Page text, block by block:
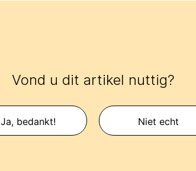
Vond u dit artikel nuttig?
Ja, bedankt! Niet echt